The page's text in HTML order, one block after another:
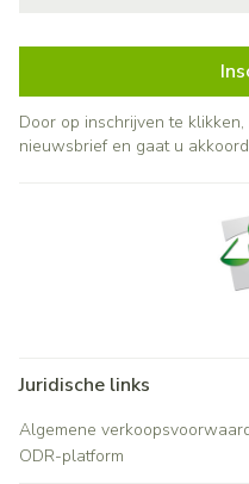
Door op inschrijven te
nieuwsbrief en gaat u
Juridische links
Algemene
ODR-platform